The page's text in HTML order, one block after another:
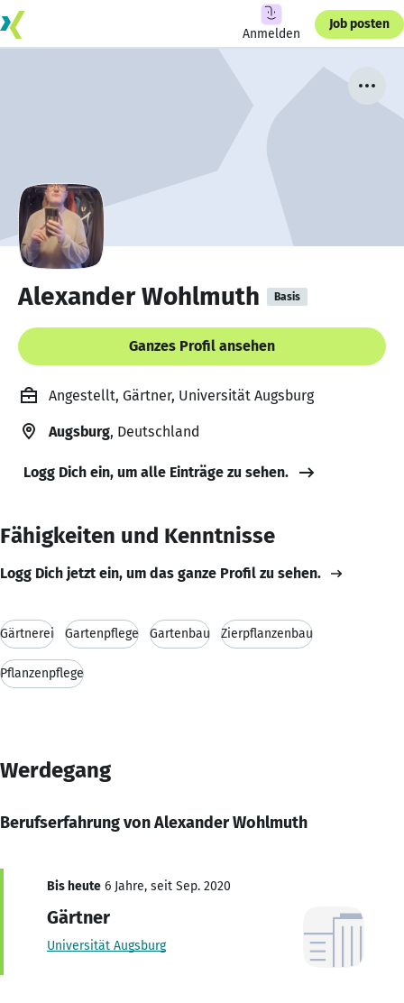
Anmelden
Job posten
Alexander Wohlmuth Basis
Ganzes Profil ansehen
Angestellt, Gärtner, Universität Augsburg
Augsburg, Deutschland
Logg Dich ein, um alle Einträge zu sehen.
Fähigkeiten und Kenntnisse
Logg Dich jetzt ein, um das ganze Profil zu sehen.
Gärtnerei Gartenpflege Gartenbau Zierpflanzenbau
Pflanzenpflege
Werdegang
Berufserfahrung von Alexander Wohlmuth
Bis heute 6 Jahre, seit Sep. 2020
Gärtner
Universität Augsburg